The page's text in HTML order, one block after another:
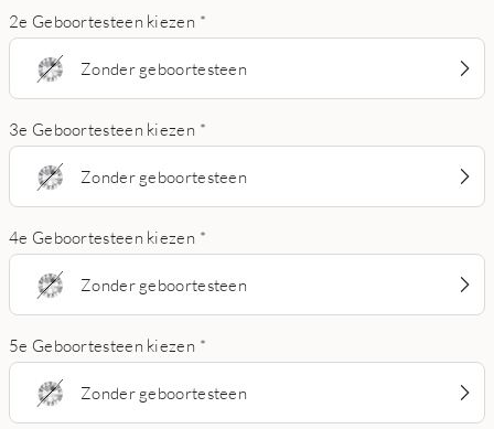
2e Geboortesteen kiezen *
Zonder geboortesteen
3e Geboortesteen kiezen *
Zonder geboortesteen
4e Geboortesteen kiezen *
Zonder geboortesteen
5e Geboortesteen kiezen *
Zonder geboortesteen